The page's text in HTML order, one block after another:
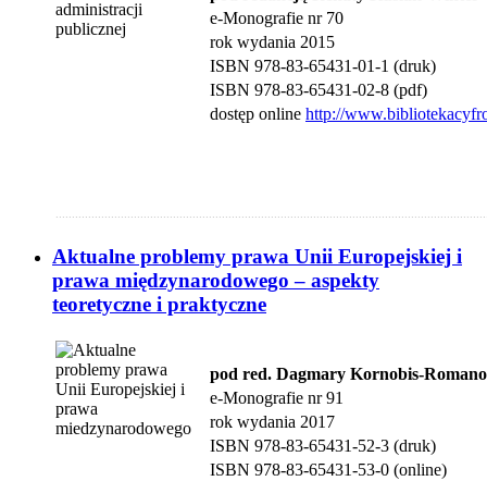
e-Monografie nr 70
rok wydania 2015
ISBN 978-83-65431-01-1 (druk)
ISBN 978-83-65431-02-8 (pdf)
dostęp online http://
Aktualne problemy prawa Unii Europejskiej i
prawa międzynarodowego – aspekty
teoretyczne i praktyczne
pod red. Dagmary Kornobis-
e-Monografie nr 91
rok wydania 2017
ISBN 978-83-65431-52-3 (druk)
ISBN 978-83-65431-53-0 (online)